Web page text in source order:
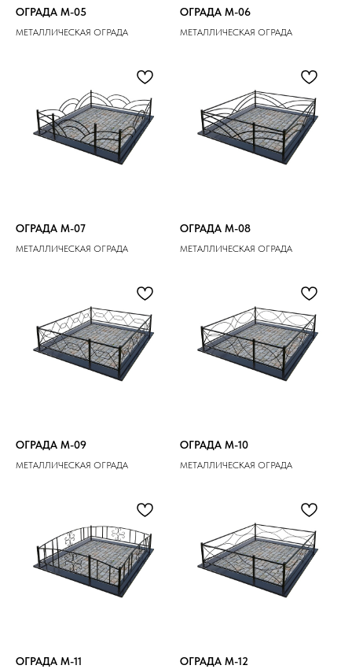
ОГРАДА M-05
МЕТАЛЛИЧЕСКАЯ ОГРАДА
ОГРАДА M-06
МЕТАЛЛИЧЕСКАЯ ОГРАДА
ОГРАДА M-07
МЕТАЛЛИЧЕСКАЯ ОГРАДА
ОГРАДА M-08
МЕТАЛЛИЧЕСКАЯ ОГРАДА
ОГРАДА M-09
МЕТАЛЛИЧЕСКАЯ ОГРАДА
ОГРАДА M-10
МЕТАЛЛИЧЕСКАЯ ОГРАДА
ОГРАДА M-11 ОГРАДА M-12